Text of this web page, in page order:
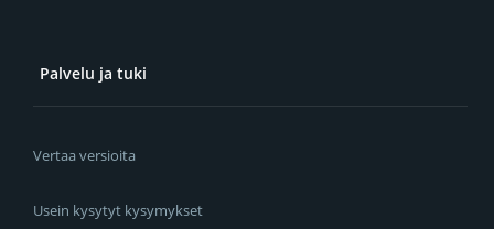
Palvelu ja tuki
Vertaa versioita
Usein kysytyt kysymykset